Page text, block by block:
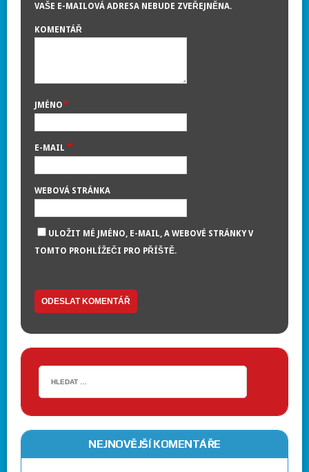
VAŠE E-MAILOVÁ ADRESA NEBUDE ZVEŘEJNĚNA.
KOMENTÁŘ
JMÉNO*
E-MAIL *
WEBOVÁ STRÁNKA
ULOŽIT MÉ JMÉNO, E-MAIL, A WEBOVÉ STRÁNKY V
TOMTO PROHLÍŽEČI PRO PŘÍŠTĚ.
NEJNOVĚJŠÍ KOMENTÁŘE